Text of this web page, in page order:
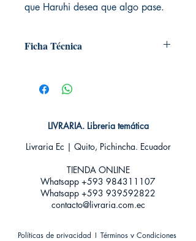
que Haruhi desea que algo pase.
Ficha Técnica
Editorial: IVREA
Idioma: Castellano
ISBN: 9788415513773
Categoría: SHONEN MANGA
Tamaño: Grande
LIVRARIA. Libreria temática
Livraria Ec | Quito, Pichincha. Ecuador
TIENDA ONLINE​
Whatsapp +593 984311107
Whatsapp +593 939592822
contacto@livraria.com.ec
Políticas de privacidad | Términos y Condiciones